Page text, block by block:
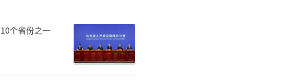
个省份之一